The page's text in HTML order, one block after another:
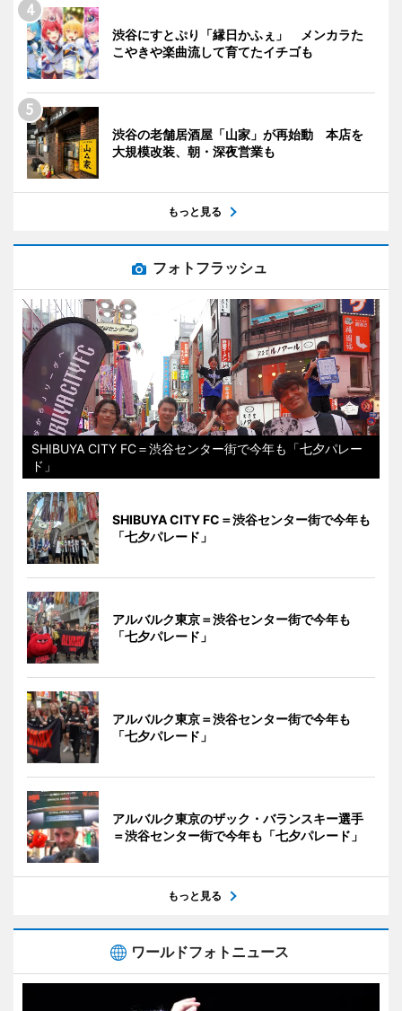
渋谷にすとぷり「縁日かふぇ」 メンカラた
こやきや楽曲流して育てたイチゴも
渋谷の老舗居酒屋「山家」が再始動 本店を
大規模改装、朝・深夜営業も
もっと見る
フォトフラッシュ
SHIBUYA CITY FC＝渋谷センター街で今年も「七夕パレー
ド」
SHIBUYA CITY FC＝渋谷センター街で今年も
「七夕パレード」
アルバルク東京＝渋谷センター街で今年も
「七夕パレード」
アルバルク東京＝渋谷センター街で今年も
「七夕パレード」
アルバルク東京のザック・バランスキー選手
＝渋谷センター街で今年も「七夕パレード」
もっと見る
ワールドフォトニュース